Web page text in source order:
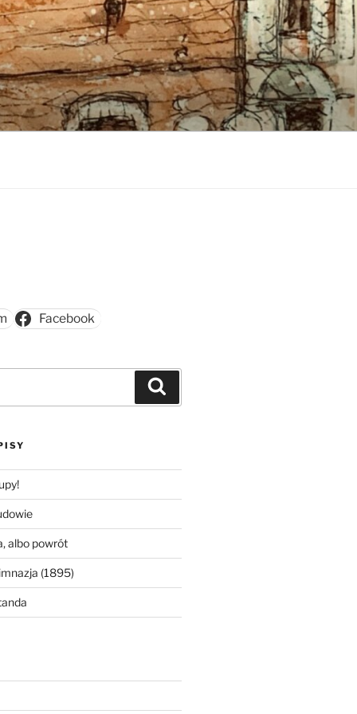
Facebook
albo powrót
(1895)